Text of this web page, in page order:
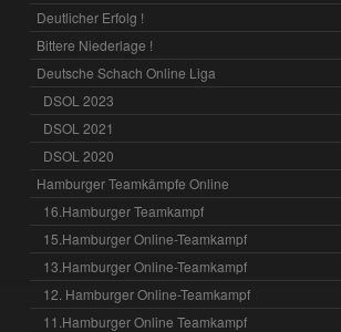
Deutlicher Erfolg !
Bittere Niederlage !
Deutsche Schach Online Liga
DSOL 2023
DSOL 2021
DSOL 2020
Hamburger Teamkämpfe Online
16.Hamburger Teamkampf
15.Hamburger Online-Teamkampf
13.Hamburger Online-Teamkampf
12. Hamburger Online-Teamkampf
11.Hamburger Online Teamkampf